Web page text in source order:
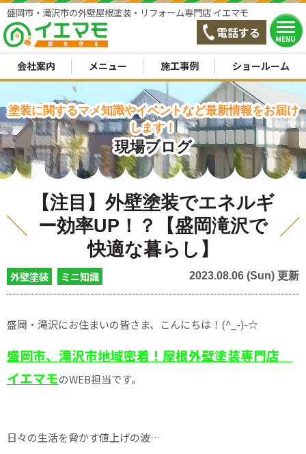
電話する MENU
盛岡市・滝沢市の外壁屋根塗装・リフォーム専門店 イエマモ
会社案内 メニュー 施工事例 ショールーム
塗装に関するマメ知識やイベントなど最新情報をお届け
します！
現場ブログ
【注目】外壁塗装でエネルギ
ー効率UP！？【盛岡滝沢で
快適な暮らし】
外壁塗装 ミニ知識 2023.08.06 (Sun) 更新
盛岡・滝沢にお住まいの皆さま、こんにちは！(^_-)-☆
盛岡市、滝沢市地域密着！屋根外壁塗装専門店
イエマモのWEB担当です。
日々の生活を脅かす値上げの波…